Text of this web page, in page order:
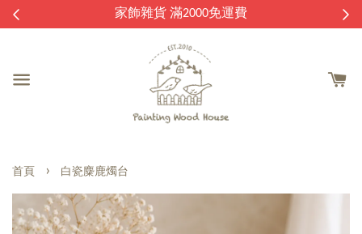
家飾雜貨 滿2000免運費
首頁 › 白瓷麋鹿燭台